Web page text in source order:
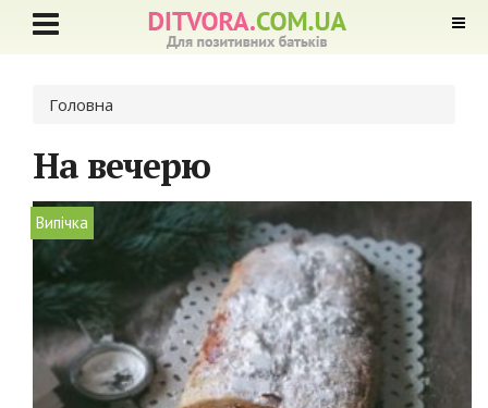
Ви є тут
Головна
На вечерю
Випічка